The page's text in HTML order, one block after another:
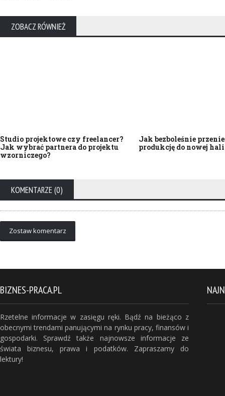
ZOBACZ RÓWNIEŻ
Studio projektowe czy freelancer?
Jak wybrać partnera do projektu
wzorniczego?
Jak bezboleśnie
produkcję do nowej
KOMENTARZE (0)
Zostaw komentarz
BIZNES-PRACA.PL
Rzetelne informacje w zasięgu ręki. Bądź na bieżąco z
obecnymi trendami panującymi na rynku pracy, finansów i
gospodarki. Sprawdź także najnowsze informacje ze
świata biznesu, prawa i podatków. Zapraszamy do
lektury!